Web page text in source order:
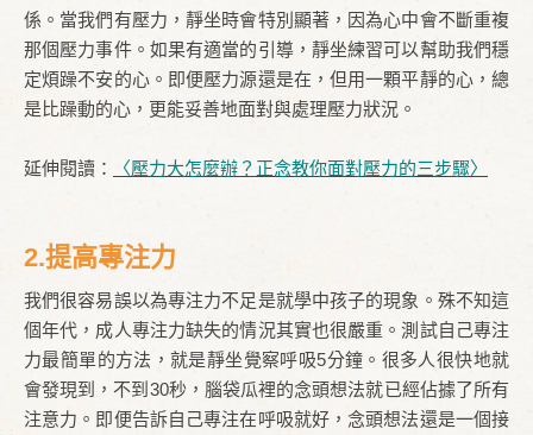
係。當我們有壓力，靜坐時會特別顯著，因為心中會不斷重複
那個壓力事件。如果有適當的引導，靜坐練習可以幫助我們穩
定煩躁不安的心。即便壓力源還是在，但用一顆平靜的心，總
是比躁動的心，更能妥善地面對與處理壓力狀況。
延伸閱讀： 〈壓力大怎麼辦？正念教你面對壓力的三步驟〉
2.提高專注力
我們很容易誤以為專注力不足是就學中孩子的現象。殊不知這
個年代，成人專注力缺失的情況其實也很嚴重。測試自己專注
力最簡單的方法，就是靜坐覺察呼吸5分鐘。很多人很快地就
會發現到，不到30秒，腦袋瓜裡的念頭想法就已經佔據了所有
注意力。即便告訴自己專注在呼吸就好，念頭想法還是一個接